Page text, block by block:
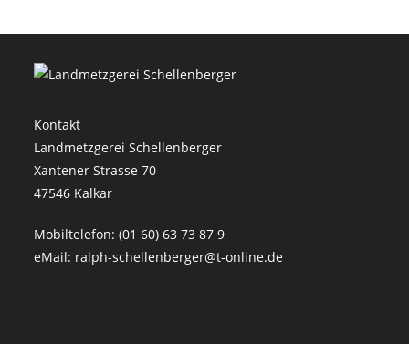
Kontakt
Landmetzgerei Schellenberger
Xantener Strasse 70
47546 Kalkar
Mobiltelefon: (01 60) 63 73 87 9
eMail: ralph-schellenberger@t-online.de